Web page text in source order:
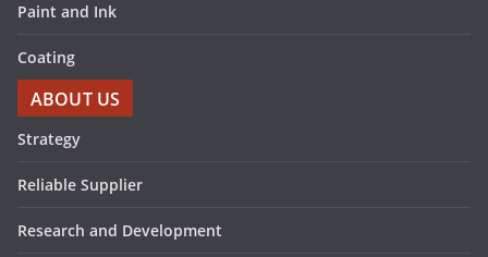
Paint and Ink
Coating
ABOUT US
Strategy
Reliable Supplier
Research and Development